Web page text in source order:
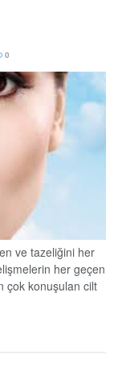
Uzmanı Prof.
0
ve tazeliğini her
her geçen
çok konuşulan cilt
Anadolu Sağlık
“Güvenli bir anti-